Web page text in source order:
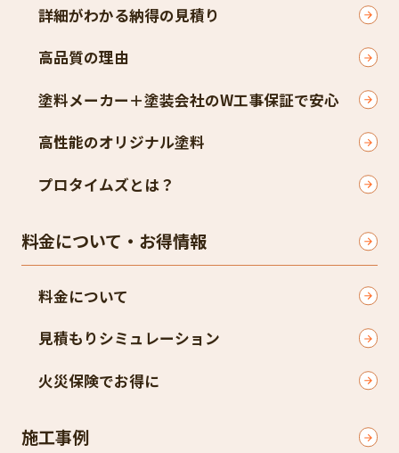
詳細がわかる納得の見積り
高品質の理由
塗料メーカー＋塗装会社のW工事保証で安心
高性能のオリジナル塗料
プロタイムズとは？
料金について・お得情報
料金について
見積もりシミュレーション
火災保険でお得に
施工事例